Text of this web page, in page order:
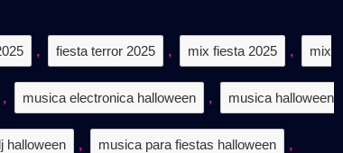
, fiesta terror 2025 , mix fiesta 2025 , mix
, musica electronica halloween , musica halloween
halloween , musica para fiestas halloween ,